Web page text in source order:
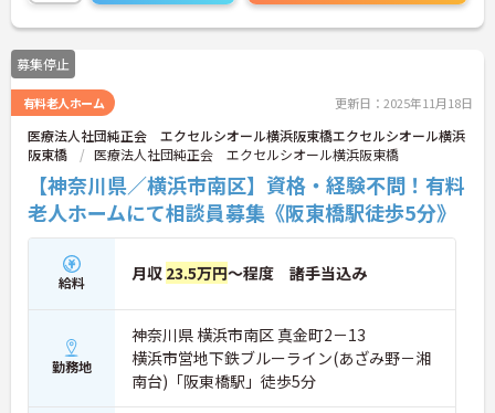
募集停止
有料老人ホーム 更新日：2025年11月18日
医療法人社団純正会 エクセルシオール横浜阪東橋エクセルシオール横浜
阪東橋
医療法人社団純正会 エクセルシオール横浜阪東橋
【神奈川県／横浜市南区】資格・経験不問！有料
老人ホームにて相談員募集《阪東橋駅徒歩5分》
給料 月収 23.5万円～程度 諸手当込み
勤務地
神奈川県 横浜市南区 真金町2－13
横浜市営地下鉄ブルーライン(あざみ野－湘
南台)「阪東橋駅」徒歩5分